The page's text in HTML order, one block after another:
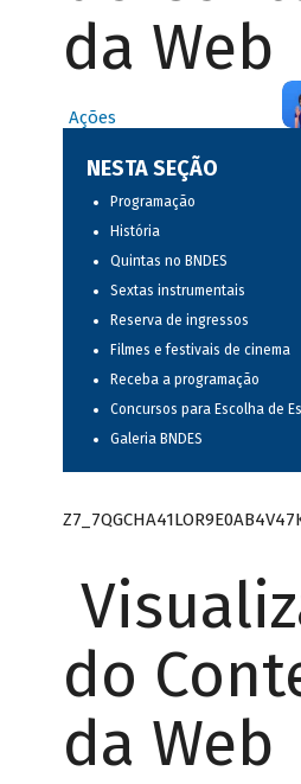
da Web
Ações
NESTA SEÇÃO
Programação
História
Quintas no BNDES
Sextas instrumentais
Reserva de ingressos
Filmes e festivais de cinema
Receba a programação
Concursos para Escolha de
Galeria BNDES
do
da Web